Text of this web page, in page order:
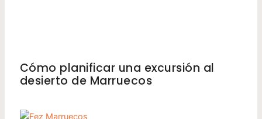
Cómo planificar una excursión al
desierto de Marruecos